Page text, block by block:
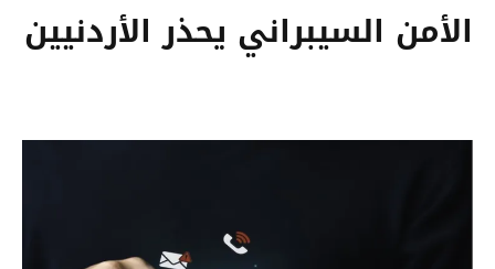
الأمن السيبراني يحذر الأردنيين